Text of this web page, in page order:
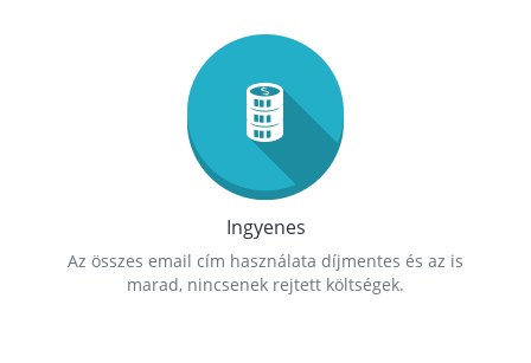
Ingyenes
Az összes email cím használata díjmentes és az is
marad, nincsenek rejtett költségek.